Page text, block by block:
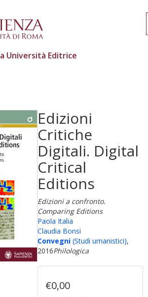
Università Editrice
Edizioni
Critiche
Digitali. Digital
Critical
Editions
Edizioni a confronto.
Comparing Editions
Paola Italia
Claudia Bonsi
Convegni (Studi umanistici),
2016Philologica
€0,00